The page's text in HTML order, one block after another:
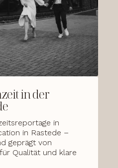
in der
in
in Rastede –
geprägt von
Qualität und klare